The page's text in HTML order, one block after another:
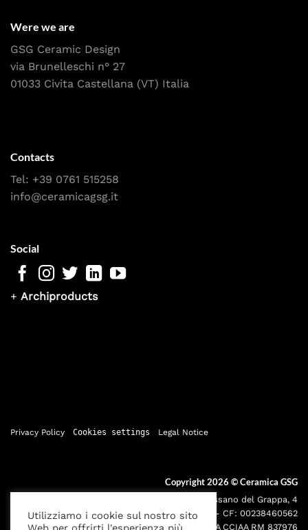
Were we are
GSG Ceramic Design
via Brunelleschi n° 27
01033 Civita Castellana (VT) Italia
Contacts
Tel: +39 0761 515258
info@ceramicagsg.it
Social
+ Archiproducts
Privacy Policy Cookies settings Legal Notice
Copyright 2026 ©Ceramica GSG
Sede legale: Via Bassano del Grappa, 4
000195 - Roma P.IVA: 05095691001 - CF: 00238460562
Iscr. Reg. Imprese RM00238460562 REA CCIAA RM 837976
Utilizziamo i cookie sul nostro sito